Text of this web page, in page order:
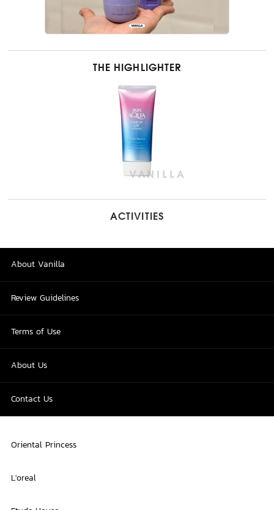
THE HIGHLIGHTER
ACTIVITIES
About Vanilla
Review Guidelines
Terms of Use
About Us
Contact Us
Oriental Princess
L'oreal